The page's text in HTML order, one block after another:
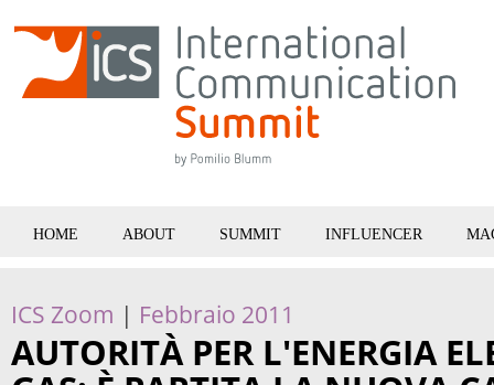
HOME ABOUT SUMMIT INFLUENCER
ICS Zoom | Febbraio 2011
AUTORITÀ PER L'ENERGIA